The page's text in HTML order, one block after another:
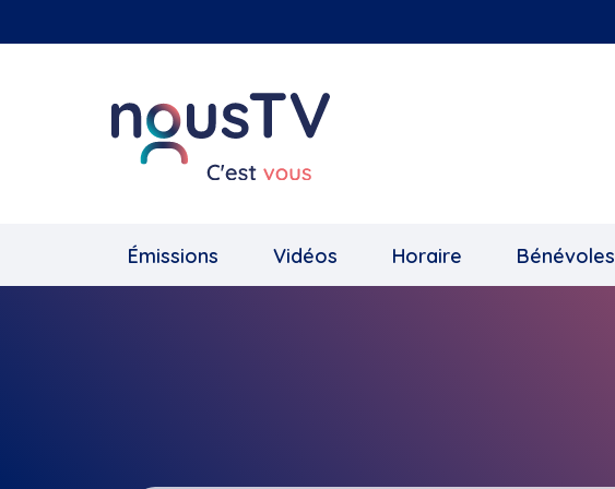
au
Émissions Vidéos Horaire Bénévoles